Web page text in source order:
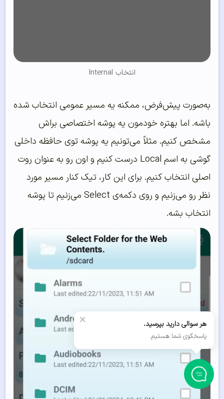
انتخاب Internal
به‌صورت پیش‌فرض، ممکنه یه مسیر عمومی انتخاب شده
باشه. اما بهتره خودمون یه پوشه اختصاصی براش
مشخص کنیم. مثلاً می‌تونیم یه پوشه توی حافظه داخلی
گوشی به اسم Local درست کنیم و اون رو به عنوان روت
اصلی انتخاب کنیم. برای این کار، تیک کنار مسیر مورد
نظر رو می‌زنیم و روی دکمه‌ی Select می‌زنیم تا پوشه
انتخاب بشه.
× هر سوالی دارید بپرسید.
پاسخگوی شما هستیم.